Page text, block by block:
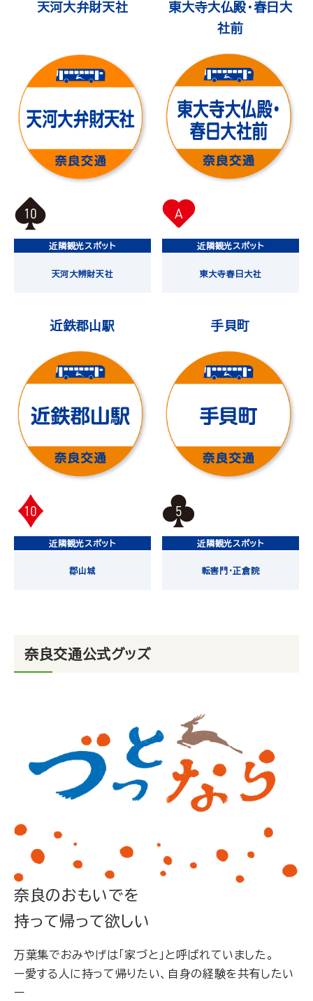
天河大弁財天社
10
近隣観光スポット
天河大辨財天社
東大寺大仏殿・春日大
社前
A
近隣観光スポット
東大寺春日大社
近鉄郡山駅
10
近隣観光スポット
郡山城
手貝町
5
近隣観光スポット
転害門・正倉院
奈良交通公式グッズ
奈良のおもいでを
持って帰って欲しい
万葉集でおみやげは「家づと」と呼ばれていました。
ー愛する人に持って帰りたい、自身の経験を共有したい
ー